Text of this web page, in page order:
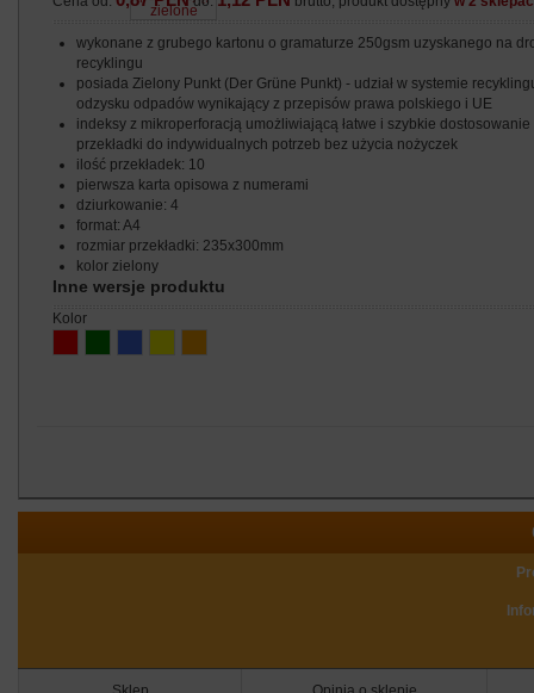
wykonane z grubego kartonu o gramaturze 250gsm uzyskanego na
recyklingu
posiada Zielony Punkt (Der Grüne Punkt) - udział w systemie
odzysku odpadów wynikający z przepisów prawa polskiego i UE
indeksy z mikroperforacją umożliwiającą łatwe i szybkie dostosowanie
przekładki do indywidualnych potrzeb bez użycia nożyczek
ilość przekładek: 10
pierwsza karta opisowa z numerami
dziurkowanie: 4
format: A4
rozmiar przekładki: 235x300mm
kolor zielony
Inne wersje produktu
kolor